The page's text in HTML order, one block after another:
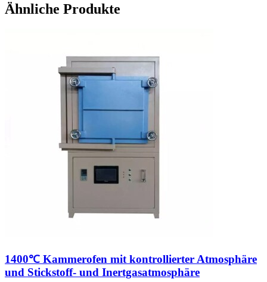
Ähnliche Produkte
1400℃ Kammerofen mit kontrollierter Atmosphäre
und Stickstoff- und Inertgasatmosphäre